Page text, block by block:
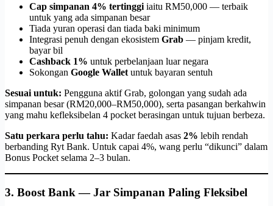
Cap simpanan 4% tertinggi iaitu RM50,000 — terbaik
untuk yang ada simpanan besar
Tiada yuran operasi dan tiada baki minimum
Integrasi penuh dengan ekosistem Grab — pinjam kredit,
bayar bil
Cashback 1% untuk perbelanjaan luar negara
Sokongan Google Wallet untuk bayaran sentuh
Sesuai untuk: Pengguna aktif Grab, golongan yang sudah ada
simpanan besar (RM20,000–RM50,000), serta pasangan berkahwin
yang mahu kefleksibelan 4 pocket berasingan untuk tujuan berbeza.
Satu perkara perlu tahu: Kadar faedah asas 2% lebih rendah
berbanding Ryt Bank. Untuk capai 4%, wang perlu “dikunci” dalam
Bonus Pocket selama 2–3 bulan.
3. Boost Bank — Jar Simpanan Paling Fleksibel